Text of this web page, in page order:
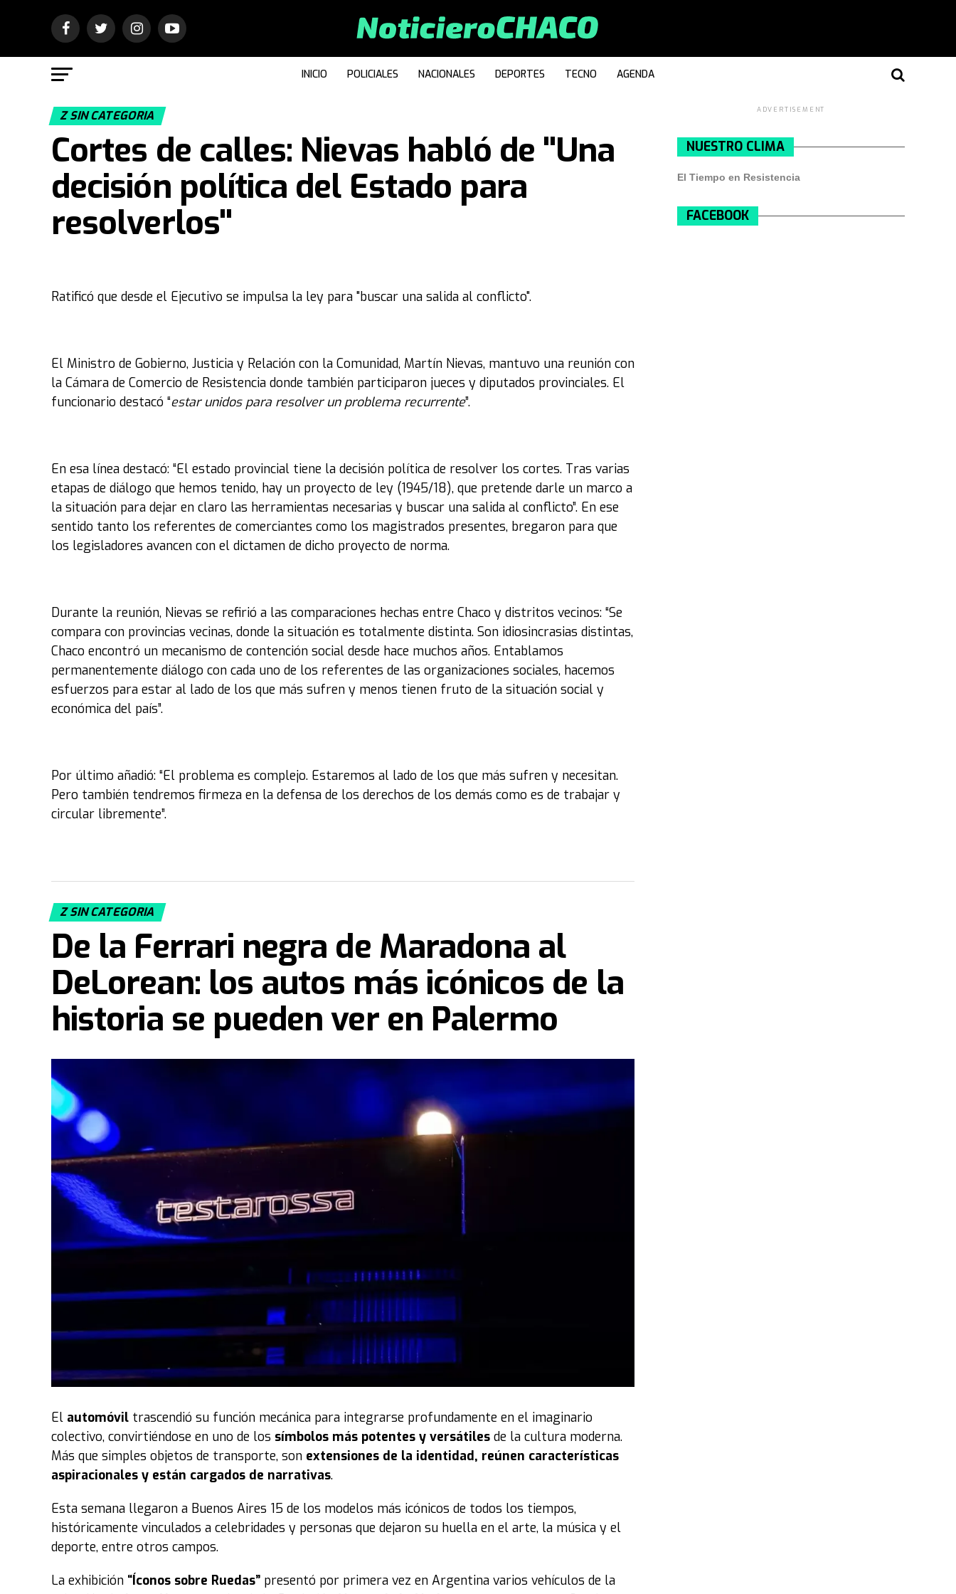
INICIO POLICIALES NACIONALES DEPORTES TECNO AGENDA
Z SIN CATEGORIA
Cortes de calles: Nievas habló de "Una
decisión política del Estado para
resolverlos"
Ratificó que desde el Ejecutivo se impulsa la ley para "buscar una salida al conflicto".
El Ministro de Gobierno, Justicia y Relación con la Comunidad, Martín Nievas, mantuvo una reunión con
la Cámara de Comercio de Resistencia donde también participaron jueces y diputados provinciales. El
funcionario destacó “estar unidos para resolver un problema recurrente”.
En esa línea destacó: “El estado provincial tiene la decisión política de resolver los cortes. Tras varias
etapas de diálogo que hemos tenido, hay un proyecto de ley (1945/18), que pretende darle un marco a
la situación para dejar en claro las herramientas necesarias y buscar una salida al conflicto”. En ese
sentido tanto los referentes de comerciantes como los magistrados presentes, bregaron para que
los legisladores avancen con el dictamen de dicho proyecto de norma.
Durante la reunión, Nievas se refirió a las comparaciones hechas entre Chaco y distritos vecinos: “Se
compara con provincias vecinas, donde la situación es totalmente distinta. Son idiosincrasias distintas,
Chaco encontró un mecanismo de contención social desde hace muchos años. Entablamos
permanentemente diálogo con cada uno de los referentes de las organizaciones sociales, hacemos
esfuerzos para estar al lado de los que más sufren y menos tienen fruto de la situación social y
económica del país”.
Por último añadió: “El problema es complejo. Estaremos al lado de los que más sufren y necesitan.
Pero también tendremos firmeza en la defensa de los derechos de los demás como es de trabajar y
circular libremente”.
Z SIN CATEGORIA
De la Ferrari negra de Maradona al
DeLorean: los autos más icónicos de la
historia se pueden ver en Palermo
El automóvil trascendió su función mecánica para integrarse profundamente en el imaginario
colectivo, convirtiéndose en uno de los símbolos más potentes y versátiles de la cultura moderna.
Más que simples objetos de transporte, son extensiones de la identidad, reúnen características
aspiracionales y están cargados de narrativas.
Esta semana llegaron a Buenos Aires 15 de los modelos más icónicos de todos los tiempos,
históricamente vinculados a celebridades y personas que dejaron su huella en el arte, la música y el
deporte, entre otros campos.
La exhibición “Íconos sobre Ruedas” presentó por primera vez en Argentina varios vehículos de la
ADVERTISEMENT
NUESTRO CLIMA
El Tiempo en Resistencia
FACEBOOK